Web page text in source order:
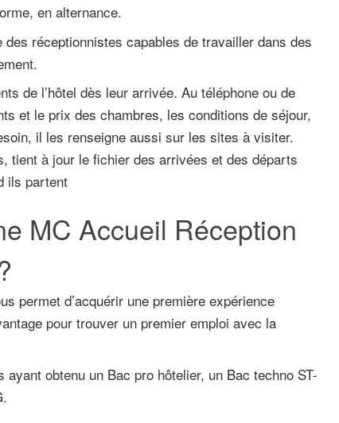
en alternance.
réceptionnistes capables de travailler dans des
de l’hôtel dès leur arrivée. Au téléphone ou de
et le prix des chambres, les conditions de séjour,
il les renseigne aussi sur les sites à visiter.
tient à jour le fichier des arrivées et des départs
ils partent
MC Accueil Réception
permet d’acquérir une première expérience
pour trouver un premier emploi avec la
obtenu un Bac pro hôtelier, un Bac techno ST-